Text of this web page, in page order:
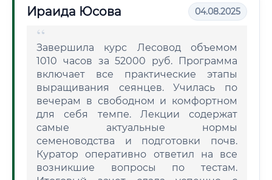
Ираида Юсова 04.08.2025
Завершила курс Лесовод объемом
1010 часов за 52000 руб. Программа
включает все практические этапы
выращивания сеянцев. Училась по
вечерам в свободном и комфортном
для себя темпе. Лекции содержат
самые актуальные нормы
семеноводства и подготовки почв.
Куратор оперативно ответил на все
возникшие вопросы по тестам.